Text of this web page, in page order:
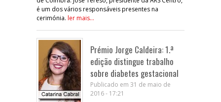
é um dos vários responsáveis presentes na
cerimónia. ler mais...
Prémio Jorge Caldeira: 1.ª
edição distingue trabalho
sobre diabetes gestacional
Publicado em 31 de maio de
2016 - 17:21